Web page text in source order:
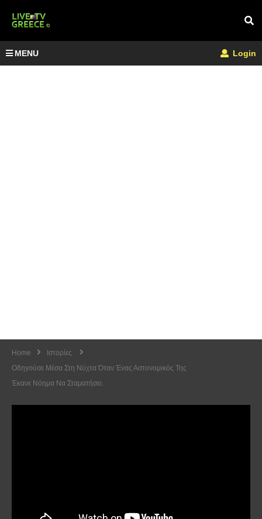
MENU Login
Home
Ιστορίες
Οδηγούσε Μέσα Στη Νύχτα Όταν Ένας Αστυνομικός Της
Έκανε Νόημα Να Σταματήσει.